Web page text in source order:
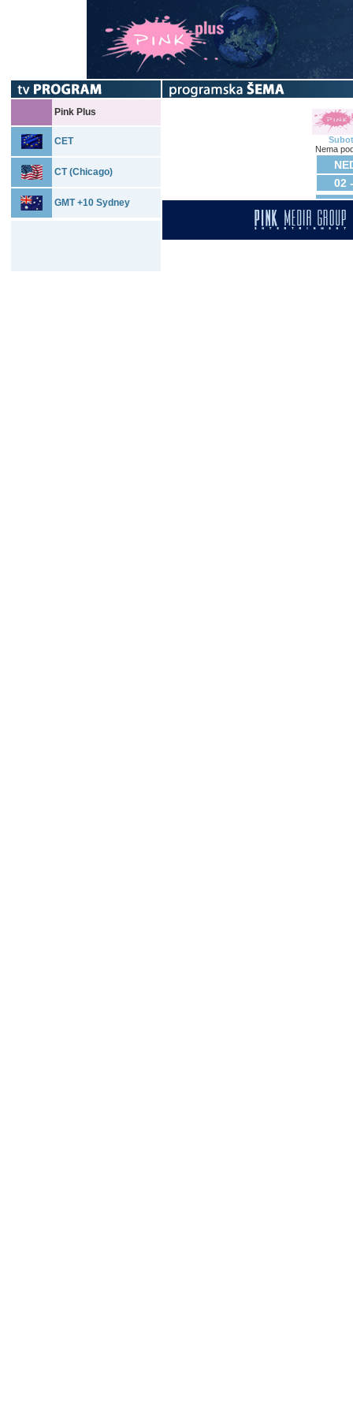
Pink Plus
CET
CT (Chicago)
GMT +10 Sydney
Nema
02